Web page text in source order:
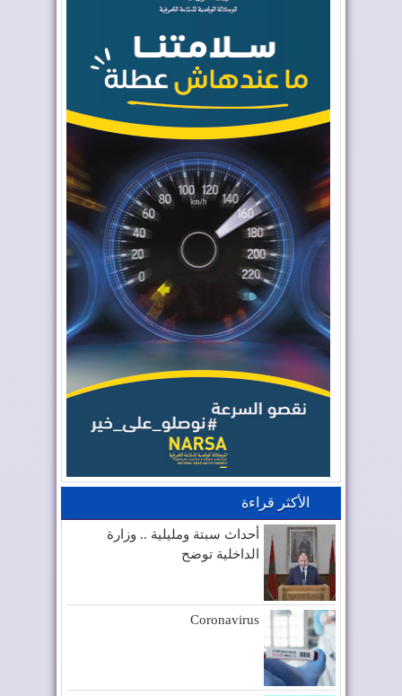
الأكثر قراءة
أحداث سبتة ومليلية .. وزارة
الداخلية توضح
Coronavirus